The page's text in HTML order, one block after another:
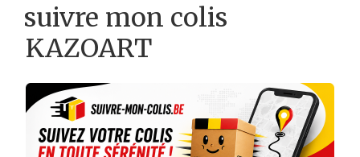
suivre mon colis
KAZOART